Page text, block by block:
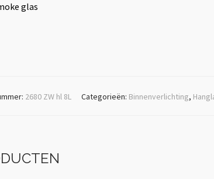
glas
2680 ZW hl 8L Categorieën: Binnenverlichting,